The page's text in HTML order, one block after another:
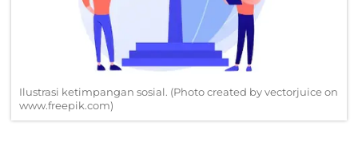
Ilustrasi ketimpangan sosial. (Photo created by vectorjuice on
www.freepik.com)